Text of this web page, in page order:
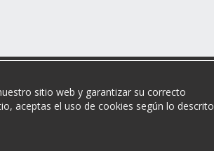
sitio web y garantizar su correcto
aceptas el uso de cookies según lo descrito